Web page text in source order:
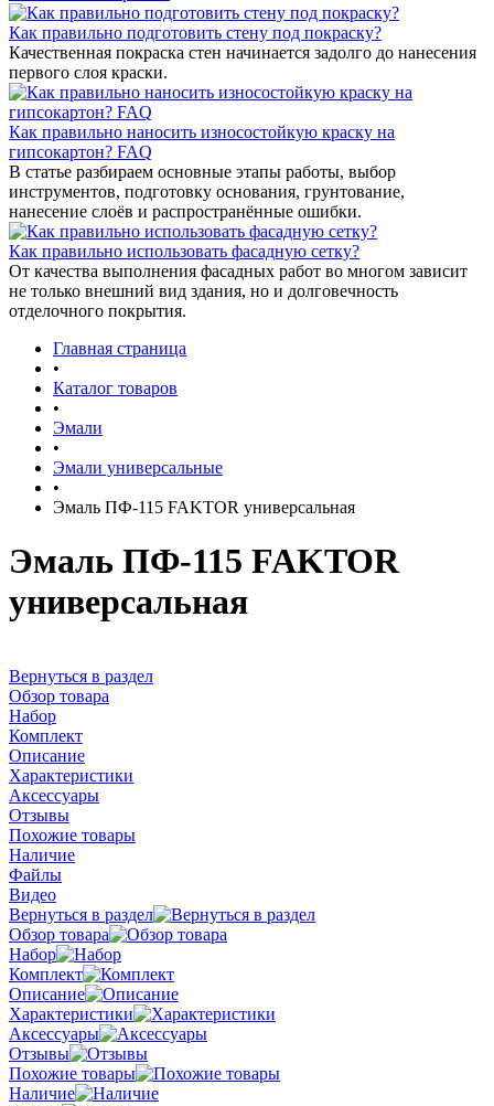
Как правильно подготовить стену под покраску?
Качественная покраска стен начинается задолго до нанесения
первого слоя краски.
Как правильно наносить износостойкую краску на
гипсокартон? FAQ
В статье разбираем основные этапы работы, выбор
инструментов, подготовку основания, грунтование,
нанесение слоёв и распространённые ошибки.
Как правильно использовать фасадную сетку?
От качества выполнения фасадных работ во многом зависит
не только внешний вид здания, но и долговечность
отделочного покрытия.
Главная страница
•
Каталог товаров
•
Эмали
•
Эмали универсальные
•
Эмаль ПФ-115 FAKTOR универсальная
Эмаль ПФ-115 FAKTOR
универсальная
Вернуться в раздел
Обзор товара
Набор
Комплект
Описание
Характеристики
Аксессуары
Отзывы
Похожие товары
Наличие
Файлы
Видео
Вернуться в раздел
Обзор товара
Набор
Комплект
Описание
Характеристики
Аксессуары
Отзывы
Похожие товары
Наличие